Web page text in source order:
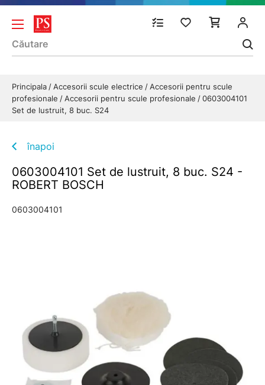
Principala Accesorii scule electrice
Accesorii pentru scule
profesionale
Accesorii pentru scule profesionale
0603004101
Set de lustruit, 8 buc. S24
înapoi
0603004101 Set de lustruit, 8 buc. S24 -
ROBERT BOSCH
0603004101